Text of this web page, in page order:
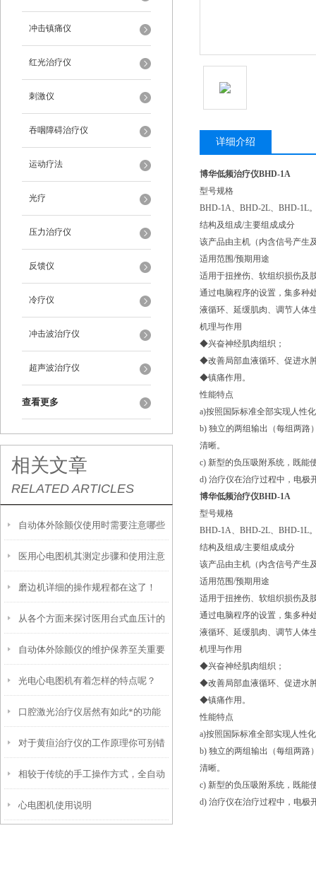
冲击镇痛仪
红光治疗仪
刺激仪
吞咽障碍治疗仪
运动疗法
光疗
压力治疗仪
反馈仪
冷疗仪
冲击波治疗仪
超声波治疗仪
查看更多
相关文章
RELATED ARTICLES
自动体外除颤仪使用时需要注意哪些
事项呢？
医用心电图机其测定步骤和使用注意
事项如下
磨边机详细的操作规程都在这了！
从各个方面来探讨医用台式血压计的
特点
自动体外除颤仪的维护保养至关重要
光电心电图机有着怎样的特点呢？
口腔激光治疗仪居然有如此*的功能
对于黄疸治疗仪的工作原理你可别错
过了！
相较于传统的手工操作方式，全自动
凝血测试仪具有以下优势
心电图机使用说明
详细介绍
博华低频治疗仪BHD-1A
型号规格
BHD-1A、BHD-2L、BHD-1L
结构及组成/主要组成成分
该产品由主机（内含信号产生
适用范围/预期用途
适用于扭挫伤、软组织损伤及
通过电脑程序的设置，集多种
液循环、延缓肌肉、调节人体
机理与作用
◆兴奋神经肌肉组织；
◆改善局部血液循环、促进水
◆镇痛作用。
性能特点
a)按照国际标准全部实现人性
b) 独立的两组输出（每组两路
清晰。
c) 新型的负压吸附系统，既能
d) 治疗仪在治疗过程中，电极
博华低频治疗仪BHD-1A
型号规格
BHD-1A、BHD-2L、BHD-1L
结构及组成/主要组成成分
该产品由主机（内含信号产生
适用范围/预期用途
适用于扭挫伤、软组织损伤及
通过电脑程序的设置，集多种
液循环、延缓肌肉、调节人体
机理与作用
◆兴奋神经肌肉组织；
◆改善局部血液循环、促进水
◆镇痛作用。
性能特点
a)按照国际标准全部实现人性
b) 独立的两组输出（每组两路
清晰。
c) 新型的负压吸附系统，既能
d) 治疗仪在治疗过程中，电极